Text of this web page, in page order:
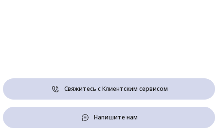
Свяжитесь с Клиентским сервисом
Напишите нам